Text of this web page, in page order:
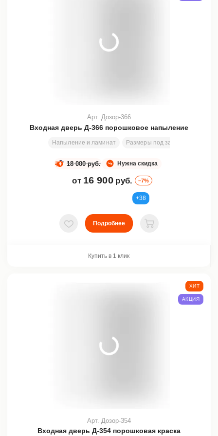
Входная дверь Д-366 порошковое напыление
Напыление и ламинат Размеры под заказ
Арт. Дозор-366
Нужна скидка
18 000 руб.
от 16 900 руб. –7%
+38
В избранное
Подробнее
В корзину
Купить в 1 клик
Входная дверь Д-354 порошковая краска
Арт. Дозор-354
ХИТ
АКЦИЯ